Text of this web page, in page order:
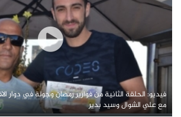
فيديو: الحلقة الثانية من فوازير رمضان وجولة في دوار
مع علي الشوال وسيد بدير